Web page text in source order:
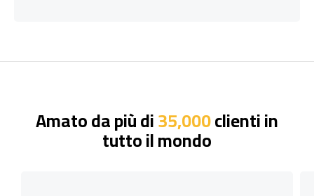
Amato da più di35,000clienti in
tutto il mondo